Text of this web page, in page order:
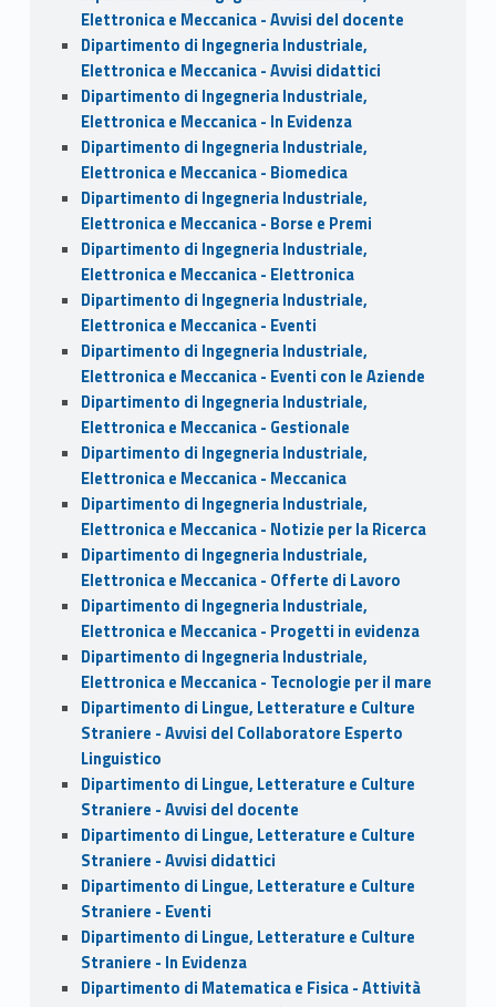
Elettronica e Meccanica - Avvisi del docente
Dipartimento di Ingegneria Industriale,
Elettronica e Meccanica - Avvisi didattici
Dipartimento di Ingegneria Industriale,
Elettronica e Meccanica - In Evidenza
Dipartimento di Ingegneria Industriale,
Elettronica e Meccanica - Biomedica
Dipartimento di Ingegneria Industriale,
Elettronica e Meccanica - Borse e Premi
Dipartimento di Ingegneria Industriale,
Elettronica e Meccanica - Elettronica
Dipartimento di Ingegneria Industriale,
Elettronica e Meccanica - Eventi
Dipartimento di Ingegneria Industriale,
Elettronica e Meccanica - Eventi con le Aziende
Dipartimento di Ingegneria Industriale,
Elettronica e Meccanica - Gestionale
Dipartimento di Ingegneria Industriale,
Elettronica e Meccanica - Meccanica
Dipartimento di Ingegneria Industriale,
Elettronica e Meccanica - Notizie per la Ricerca
Dipartimento di Ingegneria Industriale,
Elettronica e Meccanica - Offerte di Lavoro
Dipartimento di Ingegneria Industriale,
Elettronica e Meccanica - Progetti in evidenza
Dipartimento di Ingegneria Industriale,
Elettronica e Meccanica - Tecnologie per il mare
Dipartimento di Lingue, Letterature e Culture
Straniere - Avvisi del Collaboratore Esperto
Linguistico
Dipartimento di Lingue, Letterature e Culture
Straniere - Avvisi del docente
Dipartimento di Lingue, Letterature e Culture
Straniere - Avvisi didattici
Dipartimento di Lingue, Letterature e Culture
Straniere - Eventi
Dipartimento di Lingue, Letterature e Culture
Straniere - In Evidenza
Dipartimento di Matematica e Fisica - Attività